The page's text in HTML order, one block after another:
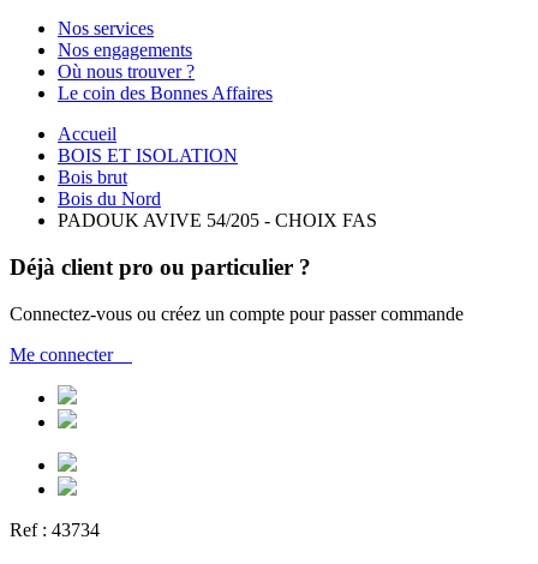
Nos services
Nos engagements
Où nous trouver ?
Le coin des Bonnes Affaires
Accueil
BOIS ET ISOLATION
Bois brut
Bois du Nord
PADOUK AVIVE 54/205 - CHOIX FAS
Déjà client pro ou particulier ?
Connectez-vous ou créez un compte pour passer commande
Me connecter
Ref : 43734